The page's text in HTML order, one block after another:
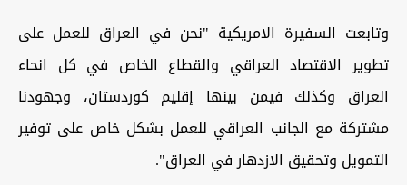
وتابعت السفيرة الامريكية "نحن في العراق للعمل على
تطوير الاقتصاد العراقي والقطاع الخاص في كل انحاء
العراق وكذلك فيمن بينها إقليم كوردستان، وجهودنا
مشتركة مع الجانب العراقي للعمل بشكل خاص على توفير
التمويل وتحقيق الازدهار في العراق".